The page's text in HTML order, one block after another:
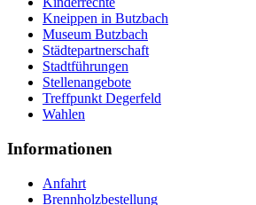
Kneippen in Butzbach
Museum Butzbach
Städtepartnerschaft
Stadtführungen
Stellenangebote
Treffpunkt Degerfeld
Wahlen
Informationen
Anfahrt
Brennholzbestellung